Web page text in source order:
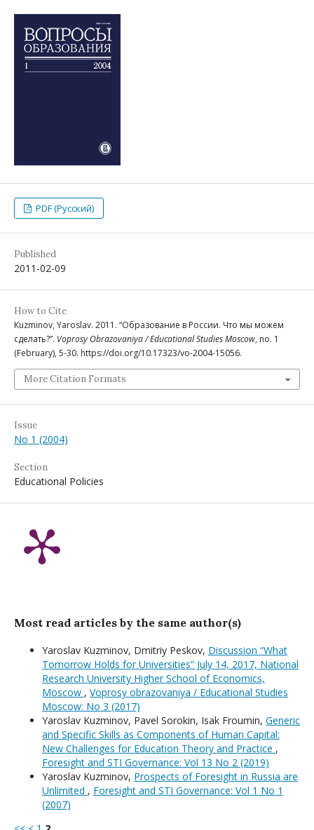
PDF (Русский)
Published
2011-02-09
How to Cite
Kuzminov, Yaroslav. 2011. “Образование в России. Что мы можем
сделать?”. Voprosy Obrazovaniya / Educational Studies Moscow, no. 1
(February), 5-30. https://doi.org/10.17323/vo-2004-15056.
More Citation Formats
Issue
No 1 (2004)
Section
Educational Policies
Most read articles by the same author(s)
Yaroslav Kuzminov, Dmitriy Peskov, Discussion “What
Tomorrow Holds for Universities” July 14, 2017, National
Research University Higher School of Economics,
Moscow , Voprosy obrazovaniya / Educational Studies
Moscow: No 3 (2017)
Yaroslav Kuzminov, Pavel Sorokin, Isak Froumin, Generic
and Specific Skills as Components of Human Capital:
New Challenges for Education Theory and Practice ,
Foresight and STI Governance: Vol 13 No 2 (2019)
Yaroslav Kuzminov, Prospects of Foresight in Russia are
Unlimited , Foresight and STI Governance: Vol 1 No 1
(2007)